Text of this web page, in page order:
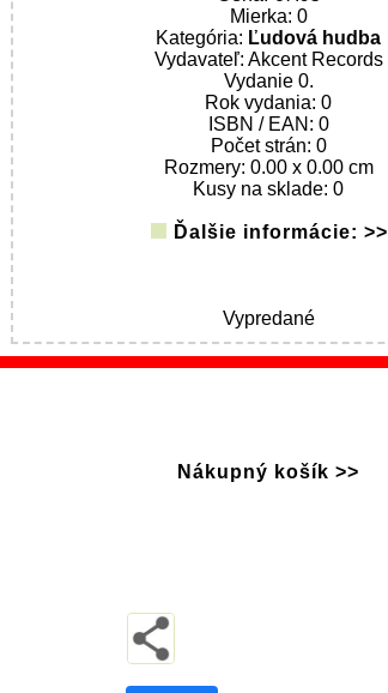
Mierka: 0
Kategória: Ľudová hudba
Vydavateľ: Akcent Records
Vydanie 0.
Rok vydania: 0
ISBN / EAN: 0
Počet strán: 0
Rozmery: 0.00 x 0.00 cm
Kusy na sklade: 0
Ďalšie informácie: >>
Vypredané
Nákupný košík >>